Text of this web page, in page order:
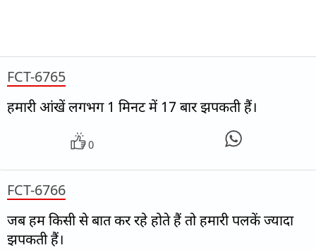
FCT-6765
हमारी आंखें लगभग 1 मिनट में 17 बार झपकती हैं।
0
FCT-6766
जब हम किसी से बात कर रहे होते हैं तो हमारी पलकें ज्यादा
झपकती हैं।